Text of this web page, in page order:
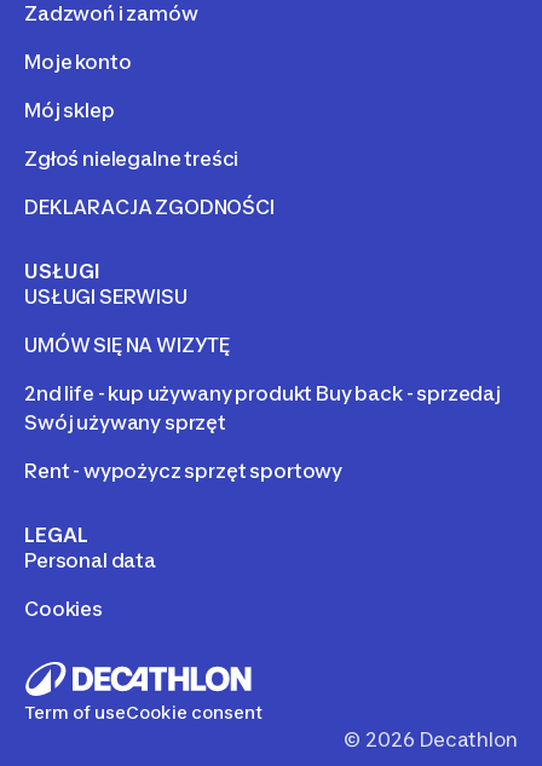
Zadzwoń i zamów
Moje konto
Mój sklep
Zgłoś nielegalne treści
DEKLARACJA ZGODNOŚCI
USŁUGI
USŁUGI SERWISU
UMÓW SIĘ NA WIZYTĘ
2nd life - kup używany produkt Buy back - sprzedaj
Swój używany sprzęt
Rent - wypożycz sprzęt sportowy
LEGAL
Personal data
Cookies
Term of useCookie consent
© 2026 Decathlon